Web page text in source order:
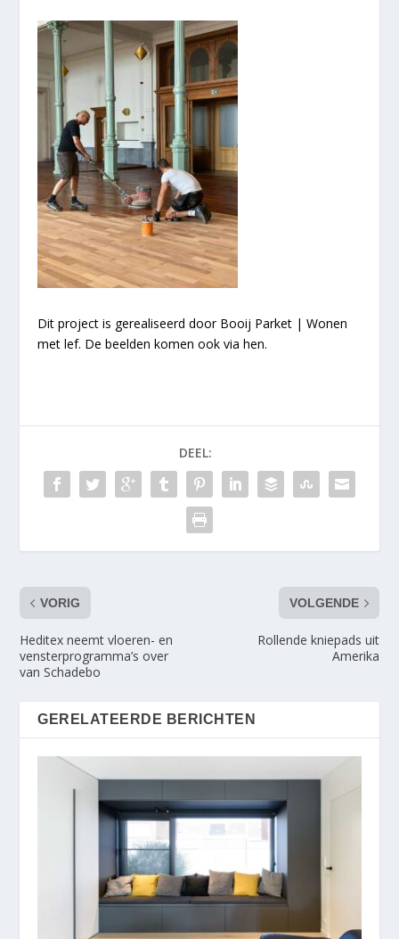
Dit project is gerealiseerd door Booij Parket | Wonen
met lef. De beelden komen ook via hen.
DEEL:
VORIG
Heditex neemt vloeren- en
vensterprogramma’s over
van Schadebo
VOLGENDE
Rollende kniepads uit
Amerika
GERELATEERDE BERICHTEN